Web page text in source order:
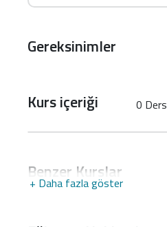
Gereksinimler
Kurs içeriği 0 Ders
+ Daha fazla göster
Benzer Kurslar